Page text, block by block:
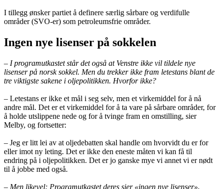
I tillegg ønsker partiet å definere særlig sårbare og verdifulle
områder (SVO-er) som petroleumsfrie områder.
Ingen nye lisenser på sokkelen
– I programutkastet står det også at Venstre ikke vil tildele nye
lisenser på norsk sokkel. Men du trekker ikke fram letestans blant de
tre viktigste sakene i oljepolitikken. Hvorfor ikke?
– Letestans er ikke et mål i seg selv, men et virkemiddel for å nå
andre mål. Det er et virkemiddel for å ta vare på sårbare områder, for
å holde utslippene nede og for å tvinge fram en omstilling, sier
Melby, og fortsetter:
– Jeg er litt lei av at oljedebatten skal handle om hvorvidt du er for
eller imot ny leting. Det er ikke den eneste måten vi kan få til
endring på i oljepolitikken. Det er jo ganske mye vi annet vi er nødt
til å jobbe med også.
– Men likevel: Programutkastet deres sier «ingen nye lisenser».